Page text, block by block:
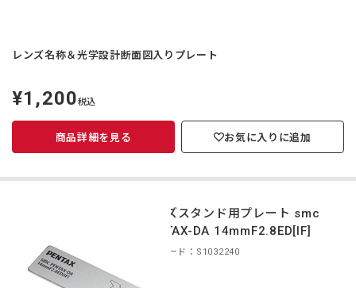
レンズ名称＆光学設計断面図入りプレート
定
価
¥1,200税込
商品詳細を見る お気に入りに追加
レンズスタンド用プレート smc
PENTAX-DA 14mmF2.8ED[IF]
商品コード：S1032240